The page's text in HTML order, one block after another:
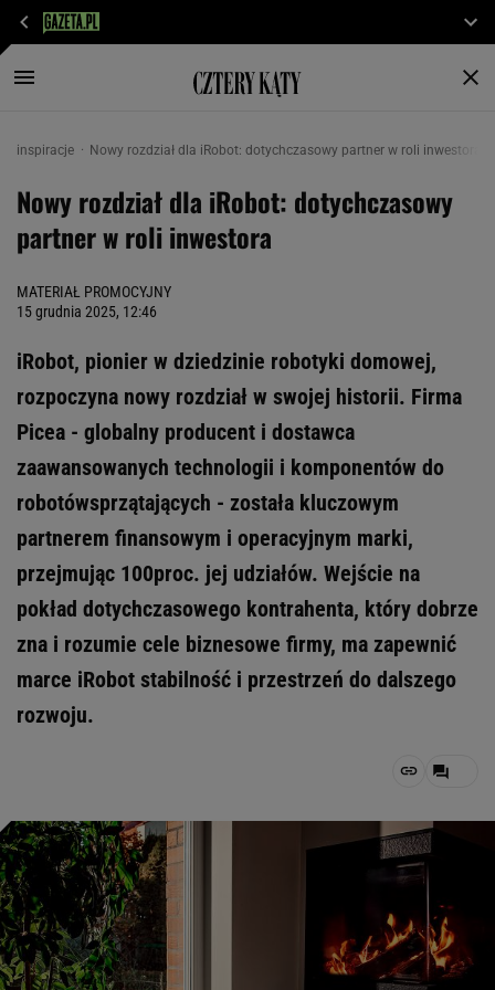
inspiracje Nowy rozdział dla iRobot: dotychczasowy partner w roli inwestora
Nowy rozdział dla iRobot: dotychczasowy
partner w roli inwestora
MATERIAŁ PROMOCYJNY
15 grudnia 2025, 12:46
iRobot, pionier w dziedzinie robotyki domowej,
rozpoczyna nowy rozdział w swojej historii. Firma
Picea - globalny producent i dostawca
zaawansowanych technologii i komponentów do
robotówsprzątających - została kluczowym
partnerem finansowym i operacyjnym marki,
przejmując 100proc. jej udziałów. Wejście na
pokład dotychczasowego kontrahenta, który dobrze
zna i rozumie cele biznesowe firmy, ma zapewnić
marce iRobot stabilność i przestrzeń do dalszego
rozwoju.